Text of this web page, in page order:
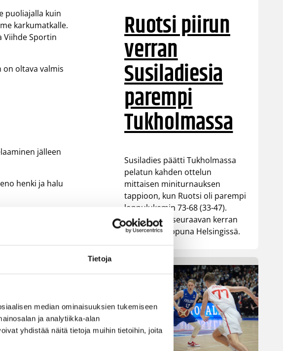
Tietoja
median ominaisuuksien tukemiseen
ja analytiikka-alan
yhdistää näitä tietoja muihin tietoihin, joita
puoliajalla kuin
karkumatkalle.
Viihde Sportin
on oltava valmis
jälleen
henki ja halu
ykkönen oli
Basketballin kausi
Ruotsi piirun
verran
Susiladiesia
parempi
Tukholmassa
Susiladies päätti Tukholmassa
pelatun kahden ottelun
mittaisen miniturnauksen
tappioon, kun Ruotsi oli parempi
loppulukemin 73-68 (33-47).
Suomi pelaa seuraavan kerran
ensi viikonloppuna Helsingissä.